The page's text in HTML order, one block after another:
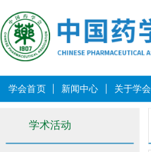
学会首页 新闻中心 关于学会
学术活动